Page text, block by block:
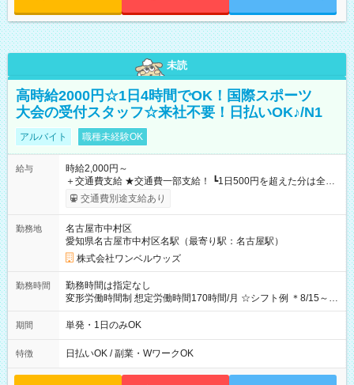
未読
高時給2000円☆1日4時間でOK！国際スポーツ
大会の受付スタッフ☆来社不要！日払いOK♪/N1
アルバイト 職種未経験OK
給与
時給2,000円～
＋交通費支給 ★交通費一部支給！ ┗1日500円を超えた分は全額
支給！ ※往復500円以内の方は自己負担となります ★日払い
OK！（規定あり） ┗働いたその日に現金GET♪ お仕事後はコン
期間なし
交通費別途支給あり
勤務地
名古屋市中村区
愛知県名古屋市中村区名駅（最寄り駅：名古屋駅）
株式会社ワンベルウッズ
勤務時間
勤務時間は指定なし
変形労働時間制 想定労働時間170時間/月 ☆シフト例 ＊8/15～
10/26 全日共通 08：00～12：00 17：00～21：00 ＊8/31
～9/19のみ下記シフトもあります！ 12：00～16：00 ＊9/6～
00
期間 単発・1日のみOK
特徴 日払いOK / 副業・WワークOK